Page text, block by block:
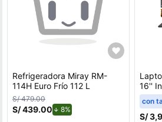
Refrigeradora Miray RM-
114H Euro Frío 112 L
S/ 479.00
S/ 439.00 8%
16''
8GB
con
S/